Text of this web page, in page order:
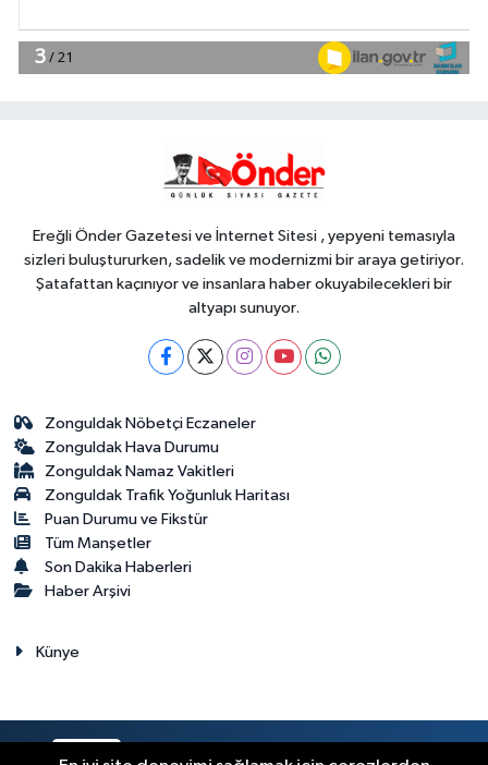
16:02 .
Ereğli Önder Gazetesi ve İnternet Sitesi , yepyeni temasıyla
sizleri buluştururken, sadelik ve modernizmi bir araya getiriyor.
Şatafattan kaçınıyor ve insanlara haber okuyabilecekleri bir
altyapı sunuyor.
Zonguldak Nöbetçi Eczaneler
Zonguldak Hava Durumu
Zonguldak Namaz Vakitleri
Zonguldak Trafik Yoğunluk Haritası
Puan Durumu ve Fikstür
Tüm Manşetler
Son Dakika Haberleri
Haber Arşivi
Künye
RSS Copyright © 2023. Her hakkı saklıdır.